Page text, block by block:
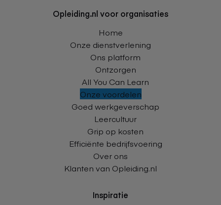
Opleiding.nl voor organisaties
Home
Onze dienstverlening
Ons platform
Ontzorgen
All You Can Learn
Onze voordelen
Goed werkgeverschap
Leercultuur
Grip op kosten
Efficiënte bedrijfsvoering
Over ons
Klanten van Opleiding.nl
Inspiratie